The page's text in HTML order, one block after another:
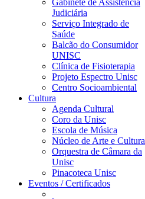
Gabinete de Assistência
Judiciária
Serviço Integrado de
Saúde
Balcão do Consumidor
UNISC
Clínica de Fisioterapia
Projeto Espectro Unisc
Centro Socioambiental
Cultura
Agenda Cultural
Coro da Unisc
Escola de Música
Núcleo de Arte e Cultura
Orquestra de Câmara da
Unisc
Pinacoteca Unisc
Eventos / Certificados